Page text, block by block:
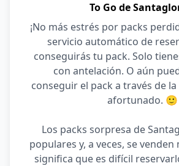
To Go de
¡No más estrés por packs
servicio automático de
conseguirás tu pack. Solo
con antelación. O aún
conseguir el pack a través de
afortunado. 🙂
Los packs sorpresa de
populares y, a veces, se
significa que es difícil